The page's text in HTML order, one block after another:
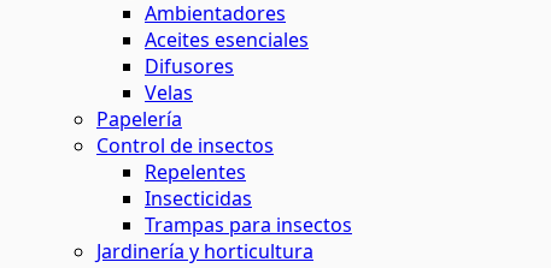
Ambientadores
Aceites esenciales
Difusores
Velas
Papelería
Control de insectos
Repelentes
Insecticidas
Trampas para insectos
Jardinería y horticultura